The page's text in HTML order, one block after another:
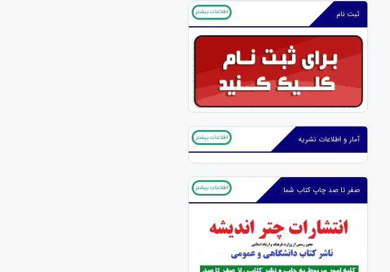
ثبت نام اطلاعات بیشتر
آمار و اطلاعات نشریه اطلاعات بیشتر
صفر تا صد چاپ کتاب شما اطلاعات بیشتر